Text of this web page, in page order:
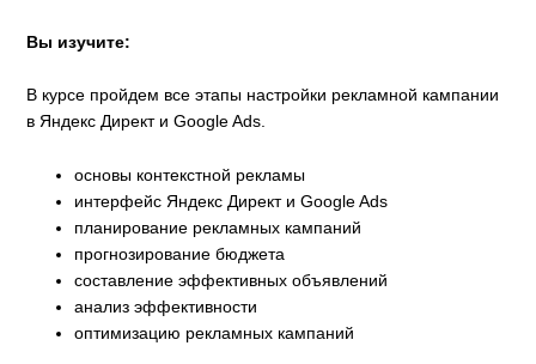
Вы изучите:
В курсе пройдем все этапы настройки рекламной кампании
в Яндекс Директ и Google Ads.
основы контекстной рекламы
интерфейс Яндекс Директ и Google Ads
планирование рекламных кампаний
прогнозирование бюджета
составление эффективных объявлений
анализ эффективности
оптимизацию рекламных кампаний